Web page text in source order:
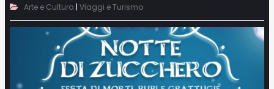
Arte e Cultura | Viaggi e Turismo